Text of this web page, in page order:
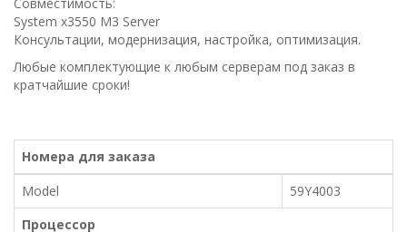
System x3550 M3 Server
Консультации, модернизация, настройка, оптимизация.
Любые комплектующие к любым серверам под заказ в
кратчайшие сроки!
Номера для заказа
Model
59Y4003
Процессор